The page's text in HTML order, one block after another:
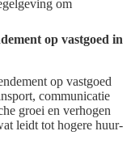
om
op vastgoed in
op vastgoed
communicatie
groei en verhogen
leidt tot hogere huur-